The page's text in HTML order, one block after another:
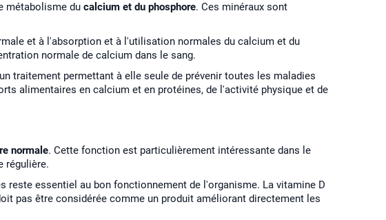
métabolisme du calcium et du phosphore. Ces minéraux sont
et à l'absorption et à l'utilisation normales du calcium et du
normale de calcium dans le sang.
traitement permettant à elle seule de prévenir toutes les maladies
alimentaires en calcium et en protéines, de l'activité physique et de
normale. Cette fonction est particulièrement intéressante dans le
régulière.
essentiel au bon fonctionnement de l'organisme. La vitamine D
pas être considérée comme un produit améliorant directement les